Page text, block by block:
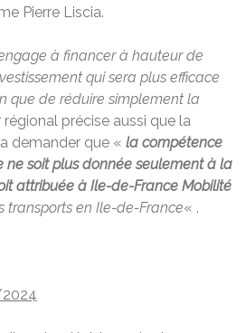
Pierre Liscia.
à financer à hauteur de
qui sera plus efficace
que de réduire simplement la
précise aussi que la
demander que « la compétence
ne soit plus donnée seulement à la
attribuée à Ile-de-France Mobilité
transports en Ile-de-France« .